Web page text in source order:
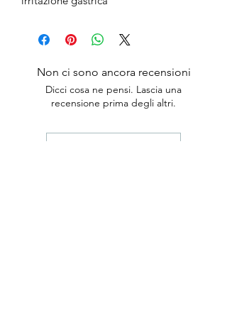
Non ci sono ancora recensioni
Dicci cosa ne pensi. Lascia una
recensione prima degli altri.